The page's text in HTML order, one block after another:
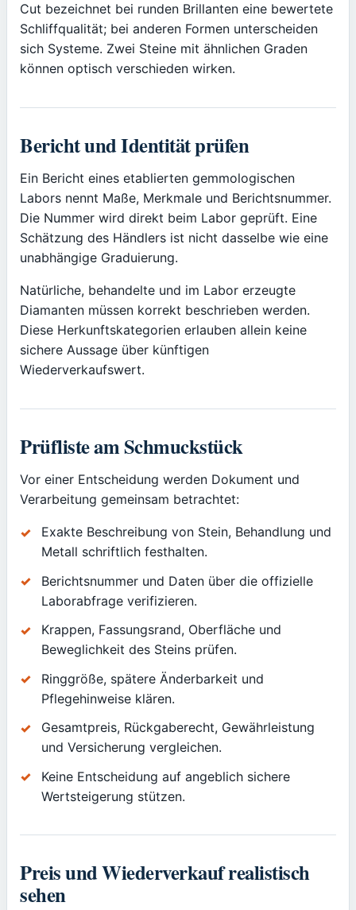
Cut bezeichnet bei runden Brillanten eine bewertete
Schliffqualität; bei anderen Formen unterscheiden
sich Systeme. Zwei Steine mit ähnlichen Graden
können optisch verschieden wirken.
Bericht und Identität prüfen
Ein Bericht eines etablierten gemmologischen
Labors nennt Maße, Merkmale und Berichtsnummer.
Die Nummer wird direkt beim Labor geprüft. Eine
Schätzung des Händlers ist nicht dasselbe wie eine
unabhängige Graduierung.
Natürliche, behandelte und im Labor erzeugte
Diamanten müssen korrekt beschrieben werden.
Diese Herkunftskategorien erlauben allein keine
sichere Aussage über künftigen
Wiederverkaufswert.
Prüfliste am Schmuckstück
Vor einer Entscheidung werden Dokument und
Verarbeitung gemeinsam betrachtet:
Exakte Beschreibung von Stein, Behandlung und
Metall schriftlich festhalten.
Berichtsnummer und Daten über die offizielle
Laborabfrage verifizieren.
Krappen, Fassungsrand, Oberfläche und
Beweglichkeit des Steins prüfen.
Ringgröße, spätere Änderbarkeit und
Pflegehinweise klären.
Gesamtpreis, Rückgaberecht, Gewährleistung
und Versicherung vergleichen.
Keine Entscheidung auf angeblich sichere
Wertsteigerung stützen.
Preis und Wiederverkauf realistisch
sehen